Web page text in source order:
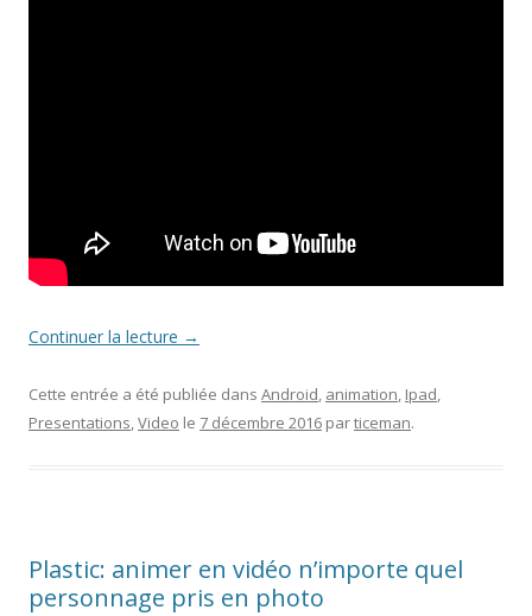
Continuer la lecture →
Cette entrée a été publiée dans Android, animation, Ipad,
Presentations,Video le 7 décembre 2016 particeman.
Plastic: animer en vidéo n’importe quel
personnage pris en photo